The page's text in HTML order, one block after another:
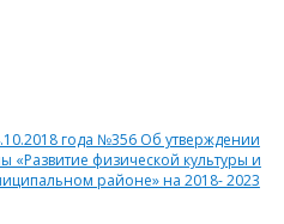
года №356 Об утверждении
физической культуры и
районе» на 2018- 2023